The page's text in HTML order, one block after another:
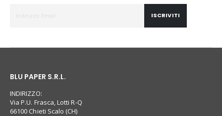
ISCRIVITI
BLU PAPER S.R.L.
INDIRIZZO:
Via P.U. Frasca, Lotti R-Q
66100 Chieti Scalo (CH)